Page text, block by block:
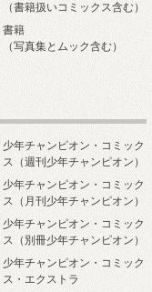
（書籍扱いコミックス含む）
書籍
（写真集とムック含む）
少年チャンピオン・コミック
ス（週刊少年チャンピオン）
少年チャンピオン・コミック
ス（月刊少年チャンピオン）
少年チャンピオン・コミック
ス（別冊少年チャンピオン）
少年チャンピオン・コミック
ス・エクストラ